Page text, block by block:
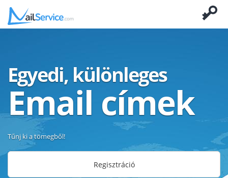
Egyedi, különleges
Email címek
Tűnj ki a tömegből!
Regisztráció